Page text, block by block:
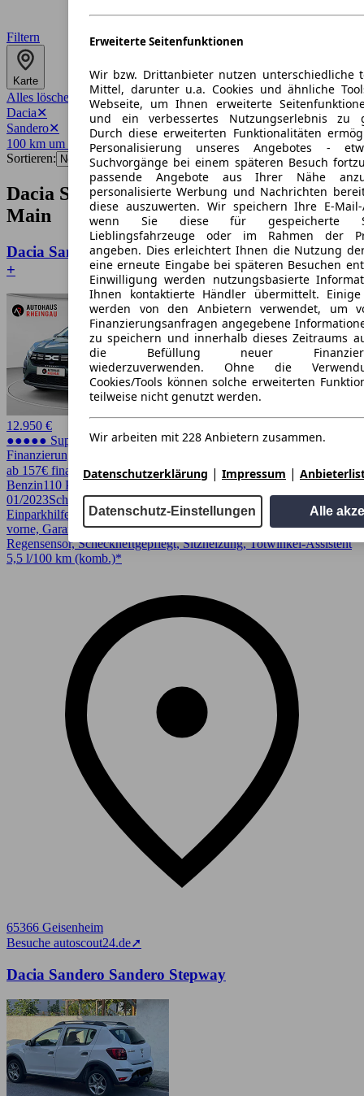
Filtern
Karte
Alles löschen
Dacia✕
Sandero✕
100 km um 60313✕
Sortieren:
Dacia Sandero Angebote in Frankfurt am
Main
Dacia Sandero III 1.0 TCe 110 Stepway Expression
+
12.950 €
●●●●● Super Preis
Finanzierung möglich
ab 157€ finanzieren ↗
Benzin110 PS (81 kW)
01/2023SchaltgetriebeLimousine5 Türen
Einparkhilfe, Einparkhilfe Sensoren hinten, Einparkhilfe Sensoren
vorne, Garantie, LED, LED-Scheinwerfer, Lichtsensor,
Regensensor, Scheckheftgepflegt, Sitzheizung, Totwinkel-Assistent
5,5 l/100 km (komb.)*
65366 Geisenheim
Besuche autoscout24.de➚
Dacia Sandero Sandero Stepway
Erweiterte Seitenfunktionen
Wir bzw. Drittanbieter nutzen unterschiedliche
Mittel, darunter u.a. Cookies und ähnliche
Webseite, um Ihnen erweiterte
und ein verbessertes Nutzungserlebnis zu
Durch diese erweiterten Funktionalitäten
Personalisierung unseres Angebotes -
Suchvorgänge bei einem späteren Besuch
passende Angebote aus Ihrer Nähe
personalisierte Werbung und Nachrichten
diese auszuwerten. Wir speichern Ihre E-Mail-
wenn Sie diese für gespeicherte
Lieblingsfahrzeuge oder im Rahmen der
angeben. Dies erleichtert Ihnen die Nutzung
eine erneute Eingabe bei späteren Besuchen
Einwilligung werden nutzungsbasierte
Ihnen kontaktierte Händler übermittelt. Einige
werden von den Anbietern verwendet, um
Finanzierungsanfragen angegebene
zu speichern und innerhalb dieses Zeitraums
die Befüllung neuer
wiederzuverwenden. Ohne die
Cookies/Tools können solche erweiterten
teilweise nicht genutzt werden.
Wir arbeiten mit 228 Anbietern zusammen.
Datenschutzerklärung | Impressum |
Datenschutz-Einstellungen Alle